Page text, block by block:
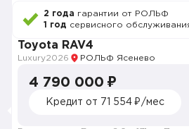
2 года гарантии от РОЛЬФ
1 год сервисного
Toyota RAV4
Luxury2026 РОЛЬФ Ясенево
4 790 000 ₽
Кредит от 71 554 ₽/мес